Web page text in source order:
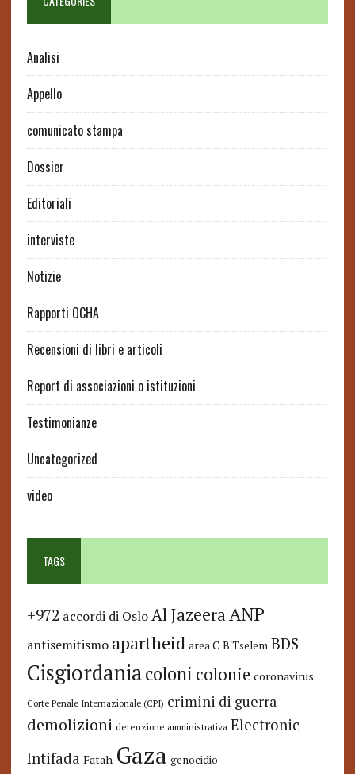
Analisi
Appello
comunicato stampa
Dossier
Editoriali
interviste
Notizie
Rapporti OCHA
Recensioni di libri e articoli
Report di associazioni o istituzioni
Testimonianze
Uncategorized
video
TAGS
+972 accordi di Oslo Al JazeeraANP
antisemitismo apartheid area C B'Tselem BDS
Cisgiordaniacoloni colonie coronavirus
Corte Penale Internazionale (CPI) crimini di guerra
demolizioni detenzione amministrativa Electronic
Intifada Fatah Gaza genocidio